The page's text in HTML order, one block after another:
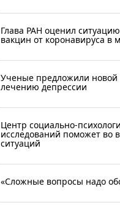
Глава РАН оценил
вакцин от коронавируса в
Ученые предложили новой
лечению депрессии
Центр социально-
исследований поможет во
ситуаций
«Сложные вопросы надо